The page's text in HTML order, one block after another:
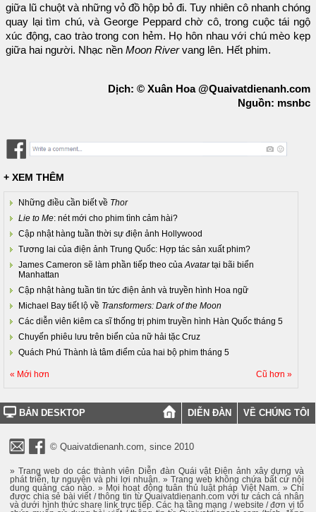
giữa lũ chuột và những vỏ đồ hộp bỏ đi. Tuy nhiên cô nhanh chóng
quay lại tìm chú, và George Peppard chờ cô, trong cuộc tái ngộ
xúc động, cao trào trong con hẻm. Họ hôn nhau với chú mèo kẹp
giữa hai người. Nhạc nền Moon Rivervang lên. Hết phim.
Dịch: © Xuân Hoa @Quaivatdienanh.com
Nguồn: msnbc
+ XEM THÊM
Những điều cần biết về Thor
Lie to Me: nét mới cho phim tình cảm hài?
Cập nhật hàng tuần thời sự điện ảnh Hollywood
Tương lai của điện ảnh Trung Quốc: Hợp tác sản xuất phim?
James Cameron sẽ làm phần tiếp theo củaAvatartại bãi biển
Manhattan
Cập nhật hàng tuần tin tức điện ảnh và truyền hình Hoa ngữ
Michael Bay tiết lộ về Transformers: Dark of the Moon
Các diễn viên kiêm ca sĩ thống trị phim truyền hình Hàn Quốc tháng 5
Chuyến phiêu lưu trên biển của nữ hải tặc Cruz
Quách Phú Thành là tâm điểm của hai bộ phim tháng 5
« Mới hơn Cũ hơn »
BẢN DESKTOP DIỄN ĐÀN VỀ CHÚNG TÔI
© Quaivatdienanh.com, since 2010
» Trang web do các thành viên Diễn đàn Quái vật Điện ảnh xây dựng và
phát triển, tự nguyện và phi lợi nhuận. » Trang web không chứa bất cứ nội
dung quảng cáo nào. » Mọi hoạt động tuân thủ luật pháp Việt Nam. » Chỉ
được chia sẻ bài viết / thông tin từ Quaivatdienanh.com với tư cách cá nhân
và dưới hình thức share link trực tiếp. Các hạ tầng mạng / website / đơn vị tổ